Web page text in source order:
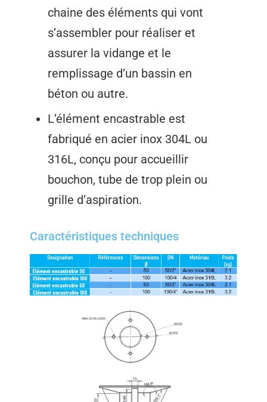
chaine des éléments qui vont
s’assembler pour réaliser et
assurer la vidange et le
remplissage d’un bassin en
béton ou autre.
L’élément encastrable est
fabriqué en acier inox 304L ou
316L, conçu pour accueillir
bouchon, tube de trop plein ou
grille d’aspiration.
Caractéristiques techniques​​